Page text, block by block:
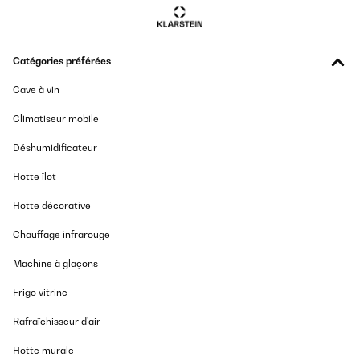
Catégories préférées
Cave à vin
Climatiseur mobile
Déshumidificateur
Hotte îlot
Hotte décorative
Chauffage infrarouge
Machine à glaçons
Frigo vitrine
Rafraîchisseur d'air
Hotte murale